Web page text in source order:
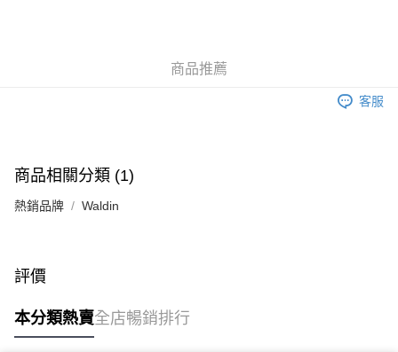
商品推薦
客服
商品相關分類 (1)
熱銷品牌 Waldin
評價
本分類熱賣全店暢銷排行